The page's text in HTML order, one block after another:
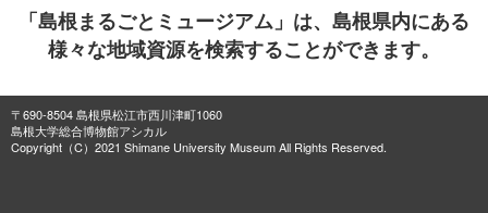
「島根まるごとミュージアム」は、島根県内にある
様々な地域資源を検索することができます。
〒690-8504 島根県松江市西川津町1060
島根大学総合博物館アシカル
Copyright（C）2021 Shimane University Museum All Rights Reserved.